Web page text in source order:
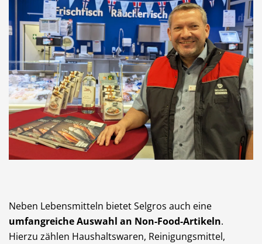
Neben Lebensmitteln bietet Selgros auch eine
umfangreiche Auswahl an Non-Food-Artikeln.
Hierzu zählen Haushaltswaren, Reinigungsmittel,